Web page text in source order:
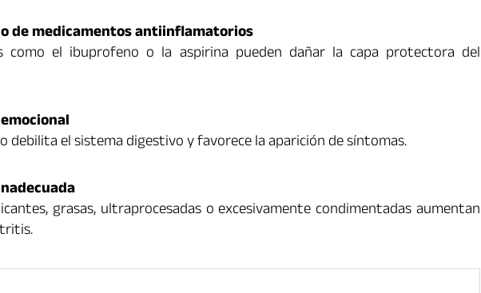
de medicamentos antiinflamatorios
como el ibuprofeno o la aspirina pueden dañar la capa protectora del
debilita el sistema digestivo y favorece la aparición de síntomas.
grasas, ultraprocesadas o excesivamente condimentadas aumentan